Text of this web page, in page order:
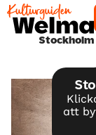
Stockholm
att